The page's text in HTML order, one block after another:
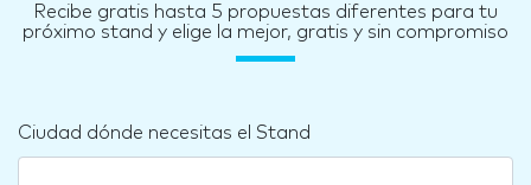
Recibe gratis hasta 5 propuestas diferentes para tu
próximo stand y elige la mejor, gratis y sin compromiso
Ciudad dónde necesitas el Stand